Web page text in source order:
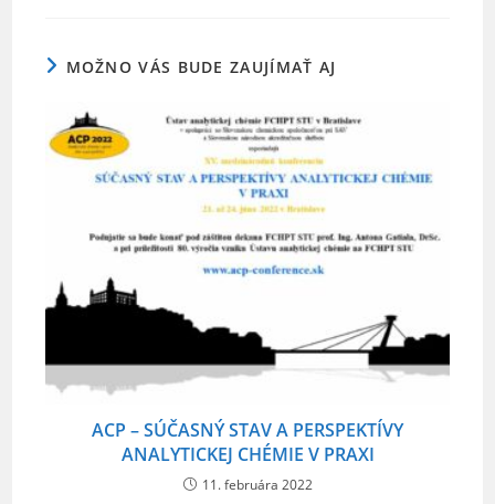
o
k
MOŽNO VÁS BUDE ZAUJÍMAŤ AJ
ACP – SÚČASNÝ STAV A PERSPEKTÍVY
ANALYTICKEJ CHÉMIE V PRAXI
11. februára 2022